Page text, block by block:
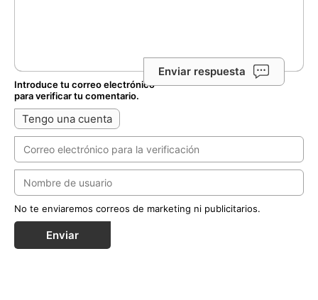
Enviar respuesta
Introduce tu correo electrónico
para verificar tu comentario.
Tengo una cuenta
No te enviaremos correos de marketing ni publicitarios.
Enviar